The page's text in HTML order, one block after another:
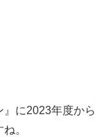
』に2023年度から
。